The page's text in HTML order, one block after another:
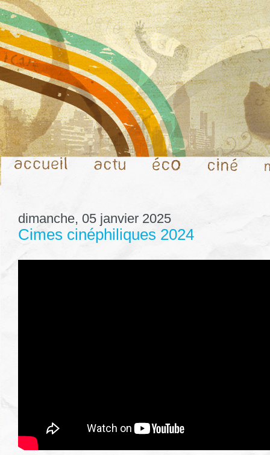
dimanche, 05 janvier 2025
Cimes cinéphiliques 2024